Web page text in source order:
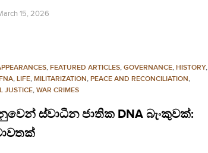
15, 2026
, FEATURED ARTICLES, GOVERNANCE, HISTORY,
, LIFE, MILITARIZATION, PEACE AND RECONCILIATION,
JUSTICE, WAR CRIMES
ස්වාධීන ජාතික DNA බැංකුවක්: